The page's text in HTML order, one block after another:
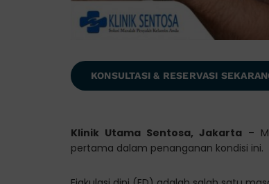
KONSULTASI & RESERVASI
Klinik Utama Sentosa, Jakarta–
pertama dalam penanganan kondisi ini.